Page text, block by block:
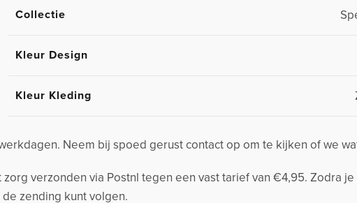
Collectie
Kleur Design
Kleur Kleding
Neem bij spoed gerust contact op om te kijken of we
verzonden via Postnl tegen een vast tarief van €4,95. Zodra
zending kunt volgen.